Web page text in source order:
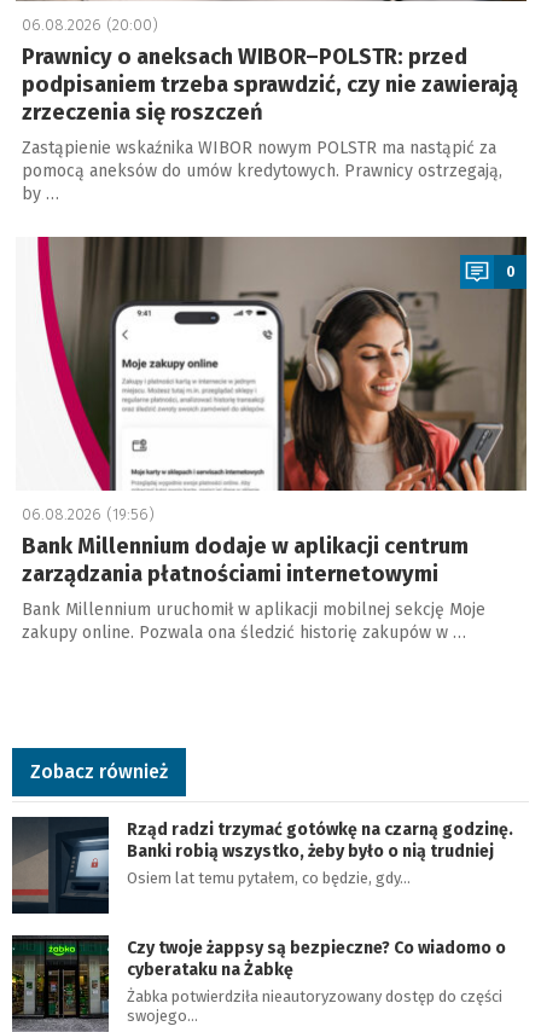
06.08.2026 (20:00)
Prawnicy o aneksach WIBOR–POLSTR: przed
podpisaniem trzeba sprawdzić, czy nie zawierają
zrzeczenia się roszczeń
Zastąpienie wskaźnika WIBOR nowym POLSTR ma nastąpić za
pomocą aneksów do umów kredytowych. Prawnicy ostrzegają,
by …
0
06.08.2026 (19:56)
Bank Millennium dodaje w aplikacji centrum
zarządzania płatnościami internetowymi
Bank Millennium uruchomił w aplikacji mobilnej sekcję Moje
zakupy online. Pozwala ona śledzić historię zakupów w …
Zobacz również
Rząd radzi trzymać gotówkę na czarną godzinę.
Banki robią wszystko, żeby było o nią trudniej
Osiem lat temu pytałem, co będzie, gdy…
Czy twoje żappsy są bezpieczne? Co wiadomo o
cyberataku na Żabkę
Żabka potwierdziła nieautoryzowany dostęp do części
swojego…